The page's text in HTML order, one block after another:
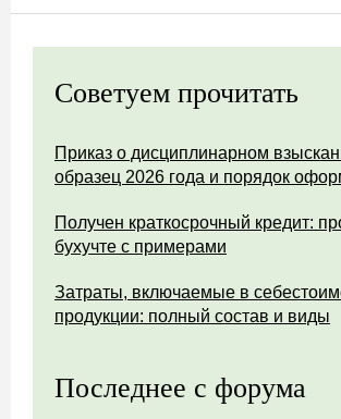
Советуем прочитать
Приказ о дисциплинарном
образец 2026 года и порядок
Получен краткосрочный кредит:
бухучте с примерами
Затраты, включаемые в
продукции: полный состав и виды
Последнее с форума